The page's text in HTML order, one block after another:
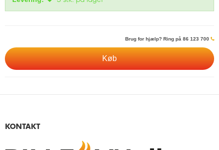
Brug for hjælp? Ring på 86 123 700
Køb
KONTAKT